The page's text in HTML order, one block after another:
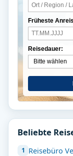
Früheste
Reisedauer:
Beliebte
Reisebüro